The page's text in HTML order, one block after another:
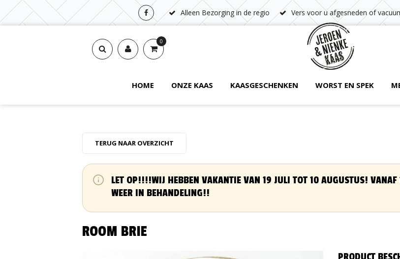
Alleen Bezorging in de regio Vers voor u afgesneden of
HOME ONZE KAAS KAASGESCHENKEN WORST EN SPEK
0
TERUG NAAR OVERZICHT
LET OP!!!!WIJ HEBBEN VAKANTIE VAN 19 JULI TOT 10 AUGUSTUS! VANAF
WEER IN BEHANDELING!!
ROOM BRIE